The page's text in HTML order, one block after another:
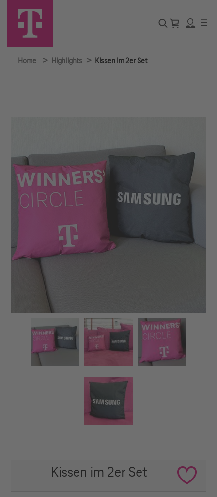
☰
Home > Highlights > Kissen im 2er Set
Kissen im 2er Set